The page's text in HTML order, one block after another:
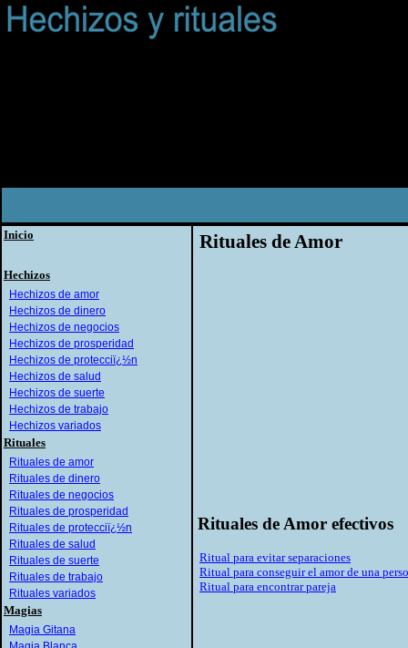
Inicio
Hechizos
Hechizos de amor
Hechizos de dinero
Hechizos de negocios
Hechizos de prosperidad
Hechizos de protecciï¿½n
Hechizos de salud
Hechizos de suerte
Hechizos de trabajo
Hechizos variados
Rituales
Rituales de amor
Rituales de dinero
Rituales de negocios
Rituales de prosperidad
Rituales de protecciï¿½n
Rituales de salud
Rituales de suerte
Rituales de trabajo
Rituales variados
Magias
Magia Gitana
Rituales de Amor
Rituales de Amor efectivos
Ritual para evitar separaciones
Ritual para conseguir el amor de una
Ritual para encontrar pareja